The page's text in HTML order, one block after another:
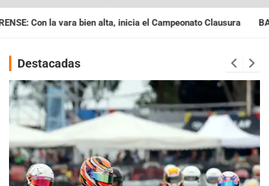
el Campeonato Clausura BARILOCHENSE: Preparan una
Destacadas